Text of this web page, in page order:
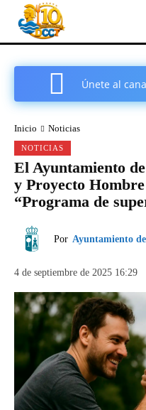
Únete al
Inicio Noticias
NOTICIAS
El Ayuntamiento
y Proyecto
“Programa de
Por Ayuntamiento
4 de septiembre de 2025 16:29